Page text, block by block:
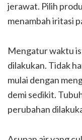
jerawat. Pilih
menambah iritasi
Mengatur waktu
dilakukan. Tidak
mulai dengan
demi sedikit.
perubahan